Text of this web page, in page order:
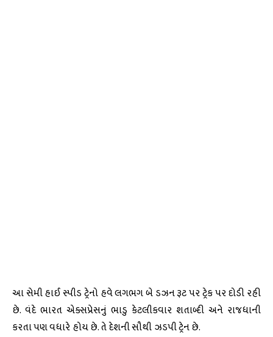
આ સેમી હાઈ સ્પીડ ટ્રેનો હવે લગભગ બે ડઝન રૂટ પર ટ્રેક પર દોડી રહી
છે. વંદે ભારત એક્સપ્રેસનું ભાડુ કેટલીકવાર શતાબ્દી અને રાજધાની
કરતા પણ વધારે હોય છે. તે દેશની સૌથી ઝડપી ટ્રેન છે.